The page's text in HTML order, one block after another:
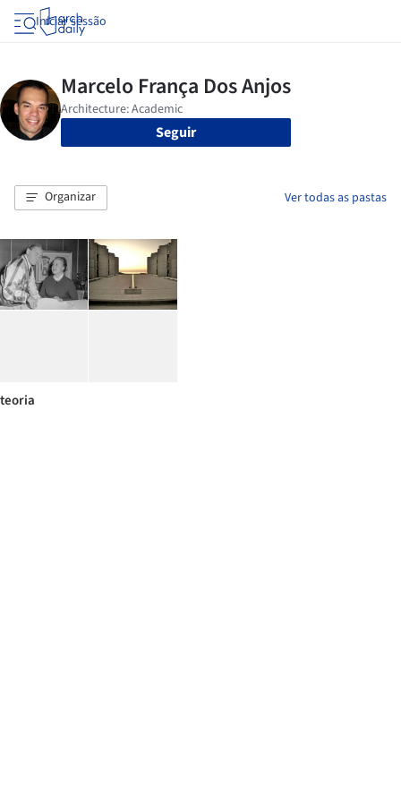
Iniciar sessão
Seguir
Organizar Ver todas as pastas
teoria